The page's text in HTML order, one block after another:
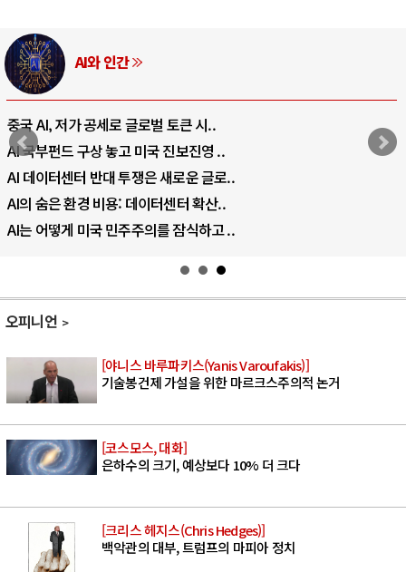
AI와 인간
중국 AI, 저가 공세로 글로벌 토큰 시..
AI 국부펀드 구상 놓고 미국 진보진영 ..
AI 데이터센터 반대 투쟁은 새로운 글로..
AI의 숨은 환경 비용: 데이터센터 확산..
AI는 어떻게 미국 민주주의를 잠식하고 ..
오피니언
[야니스 바루파키스(Yanis Varoufakis)]
기술봉건제 가설을 위한 마르크스주의적 논거
[코스모스, 대화]
은하수의 크기, 예상보다 10% 더 크다
[크리스 헤지스(Chris Hedges)]
백악관의 대부, 트럼프의 마피아 정치